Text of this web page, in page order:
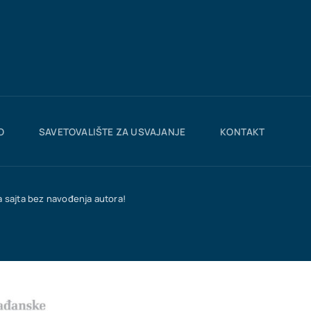
SAVETOVALIŠTE ZA USVAJANJE KONTAKT
sajta bez navođenja autora!